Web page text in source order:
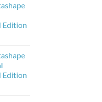
Edition
Edition